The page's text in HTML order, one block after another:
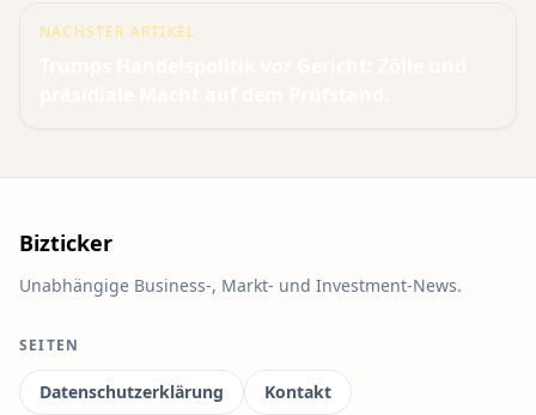
NÄCHSTER ARTIKEL
Bizticker
Unabhängige Business-, Markt- und Investment-News.
SEITEN
Datenschutzerklärung Kontakt